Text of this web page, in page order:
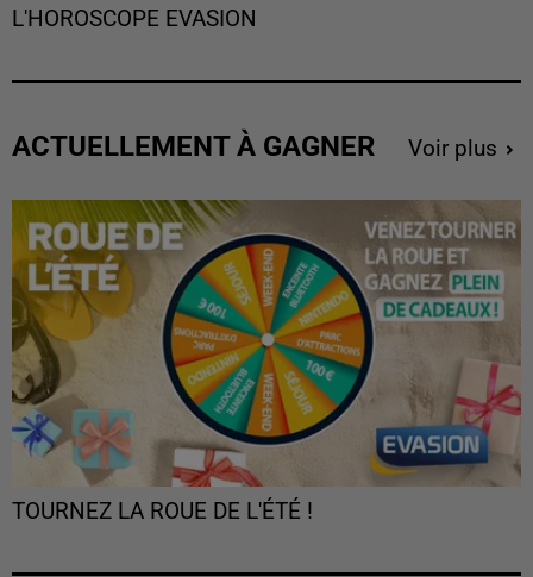
L'HOROSCOPE EVASION
ACTUELLEMENT À GAGNER Voir plus
TOURNEZ LA ROUE DE L'ÉTÉ !